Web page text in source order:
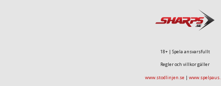
18+ | Spela ansvarsfullt
Regler och villkor gäller
www.stodlinjen.se |